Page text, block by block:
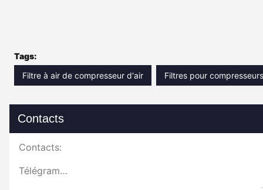
Tags:
Filtre à air de compresseur d'air
Filtres pour
Contacts
Contacts:
Télégramme: